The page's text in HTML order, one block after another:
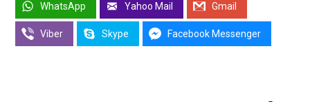
WhatsApp Yahoo Mail Gmail
Viber Skype Facebook Messenger